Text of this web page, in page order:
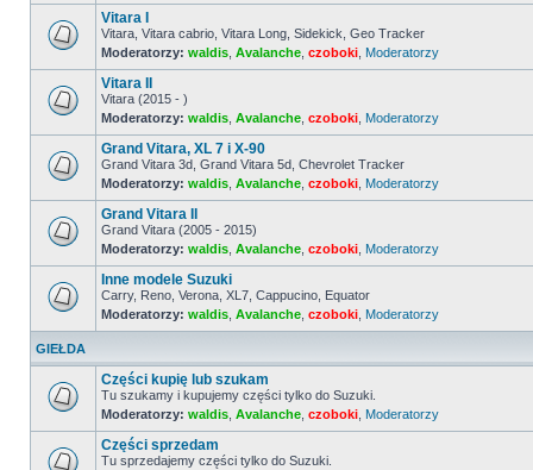
ma
nieprzeczytanych
postów
Nie
ma
nieprzeczytanych
postów
Vitara I
Vitara, Vitara cabrio, Vitara Long, Sidekick, Geo Tracker
Moderatorzy: waldis Avalanche czoboki Moderatorzy
Nie
ma
nieprzeczytanych
postów
Vitara II
Vitara (2015 - )
Moderatorzy: waldis Avalanche czoboki Moderatorzy
Nie
ma
nieprzeczytanych
postów
Grand Vitara, XL 7 i X-90
Grand Vitara 3d, Grand Vitara 5d, Chevrolet Tracker
Moderatorzy: waldis Avalanche czoboki Moderatorzy
Nie
ma
nieprzeczytanych
postów
Grand Vitara II
Grand Vitara (2005 - 2015)
Moderatorzy: waldis Avalanche czoboki Moderatorzy
Nie
ma
Inne modele Suzuki
Carry, Reno, Verona, XL7, Cappucino, Equator
Moderatorzy: waldis Avalanche czoboki Moderatorzy
GIEŁDA
Nie
ma
nieprzeczytanych
postów
Części kupię lub szukam
Tu szukamy i kupujemy części tylko do Suzuki.
Moderatorzy: waldis Avalanche czoboki Moderatorzy
Części sprzedam
Tu sprzedajemy części tylko do Suzuki.